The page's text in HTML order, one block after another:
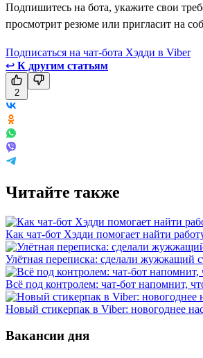
Подпишитесь на бота, укажите свои
просмотрит резюме или пригласит на
Подписаться на чат-бота Хэдди в Viber
↩ К другим статьям
2
Читайте также
Как чат-бот Хэдди помогает найти
Улётная переписка: сделали жужжащий
Всё под контролем: чат-бот напомнит,
Новый стикерпак в Viber: новогоднее
Вакансии дня